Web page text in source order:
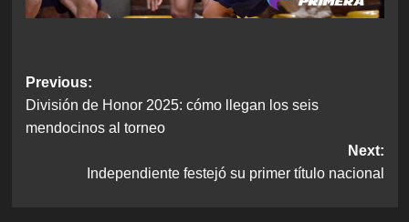
Post
navigation
Previous:
División de Honor 2025: cómo llegan los seis
mendocinos al torneo
Next:
Independiente festejó su primer título nacional